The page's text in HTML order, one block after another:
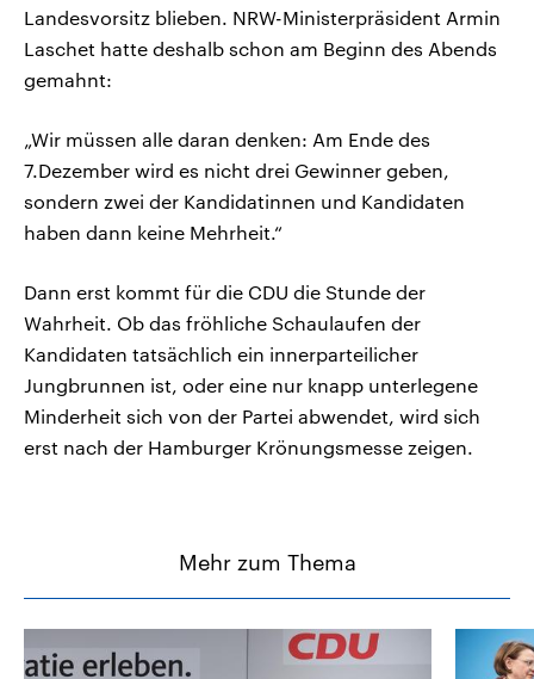
Landesvorsitz blieben. NRW-Ministerpräsident Armin
Laschet hatte deshalb schon am Beginn des Abends
gemahnt:
„Wir müssen alle daran denken: Am Ende des
7.Dezember wird es nicht drei Gewinner geben,
sondern zwei der Kandidatinnen und Kandidaten
haben dann keine Mehrheit.“
Dann erst kommt für die CDU die Stunde der
Wahrheit. Ob das fröhliche Schaulaufen der
Kandidaten tatsächlich ein innerparteilicher
Jungbrunnen ist, oder eine nur knapp unterlegene
Minderheit sich von der Partei abwendet, wird sich
erst nach der Hamburger Krönungsmesse zeigen.
Mehr zum Thema